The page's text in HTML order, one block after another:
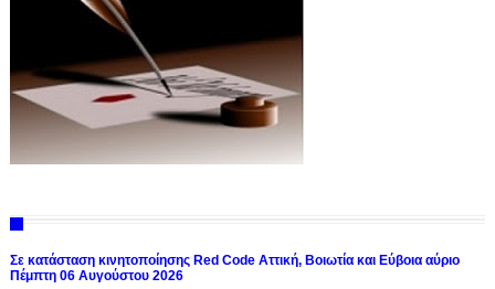
Σε κατάσταση κινητοποίησης Red Code Αττική, Βοιωτία και Εύβοια αύριο
Πέμπτη 06 Αυγούστου 2026